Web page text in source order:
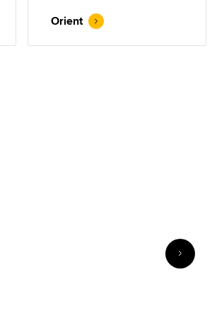
Orient